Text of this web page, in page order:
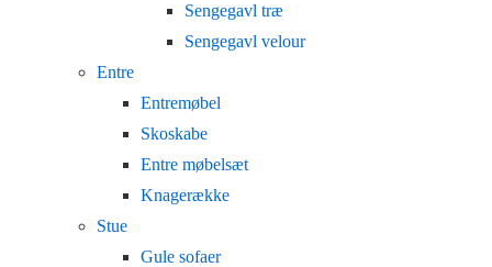
Sengegavl træ
Sengegavl velour
Entre
Entremøbel
Skoskabe
Entre møbelsæt
Knagerække
Stue
Gule sofaer